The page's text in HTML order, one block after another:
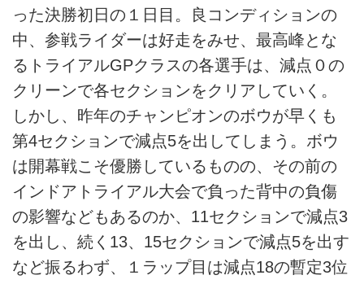
った決勝初日の１日目。良コンディションの
中、参戦ライダーは好走をみせ、最高峰とな
るトライアルGPクラスの各選手は、減点０の
クリーンで各セクションをクリアしていく。
しかし、昨年のチャンピオンのボウが早くも
第4セクションで減点5を出してしまう。ボウ
は開幕戦こそ優勝しているものの、その前の
インドアトライアル大会で負った背中の負傷
の影響などもあるのか、11セクションで減点3
を出し、続く13、15セクションで減点5を出す
など振るわず、１ラップ目は減点18の暫定3位